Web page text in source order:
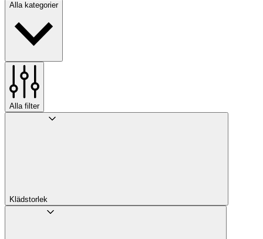
Alla kategorier
Alla filter
Klädstorlek